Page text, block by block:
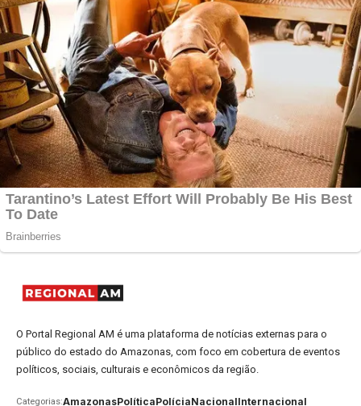
O Portal Regional AM é uma plataforma de notícias externas para o
público do estado do Amazonas, com foco em cobertura de eventos
políticos, sociais, culturais e econômicos da região.
Categorias:AmazonasPolíticaPolíciaNacionalInternacional